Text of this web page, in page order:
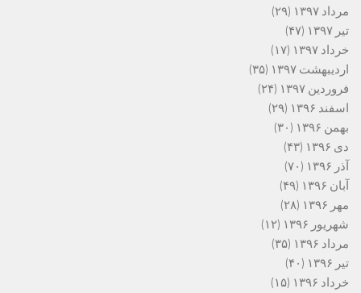
مرداد ۱۳۹۷
(۲۹)
تیر ۱۳۹۷
(۴۷)
خرداد ۱۳۹۷
(۱۷)
اردیبهشت ۱۳۹۷
(۳۵)
فروردین ۱۳۹۷
(۲۴)
اسفند ۱۳۹۶
(۲۹)
بهمن ۱۳۹۶
(۳۰)
دی ۱۳۹۶
(۴۳)
آذر ۱۳۹۶
(۷۰)
آبان ۱۳۹۶
(۴۹)
مهر ۱۳۹۶
(۲۸)
شهریور ۱۳۹۶
(۱۲)
مرداد ۱۳۹۶
(۳۵)
تیر ۱۳۹۶
(۴۰)
خرداد ۱۳۹۶
(۱۵)